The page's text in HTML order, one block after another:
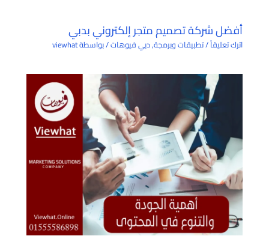
أفضل شركة تصميم متجر إلكتروني بدبي
اترك تعليقاً/تطبيقات وبرمجة,دبي فيوهات/ بواسطةviewhat